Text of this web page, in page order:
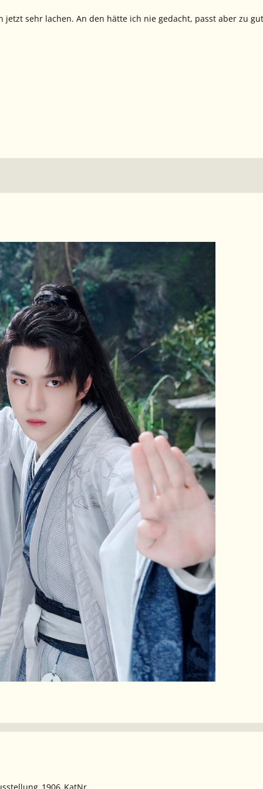
jetzt sehr lachen. An den hätte ich nie gedacht, passt aber zu gut